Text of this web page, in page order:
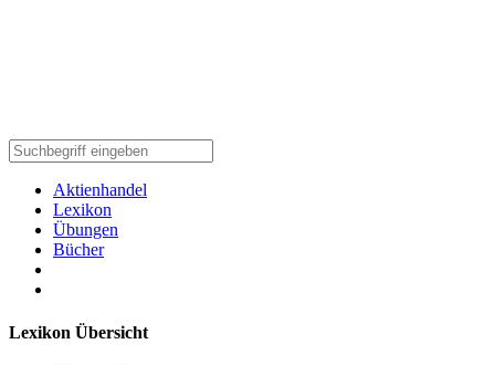
Aktienhandel
Lexikon
Übungen
Bücher
Lexikon Übersicht